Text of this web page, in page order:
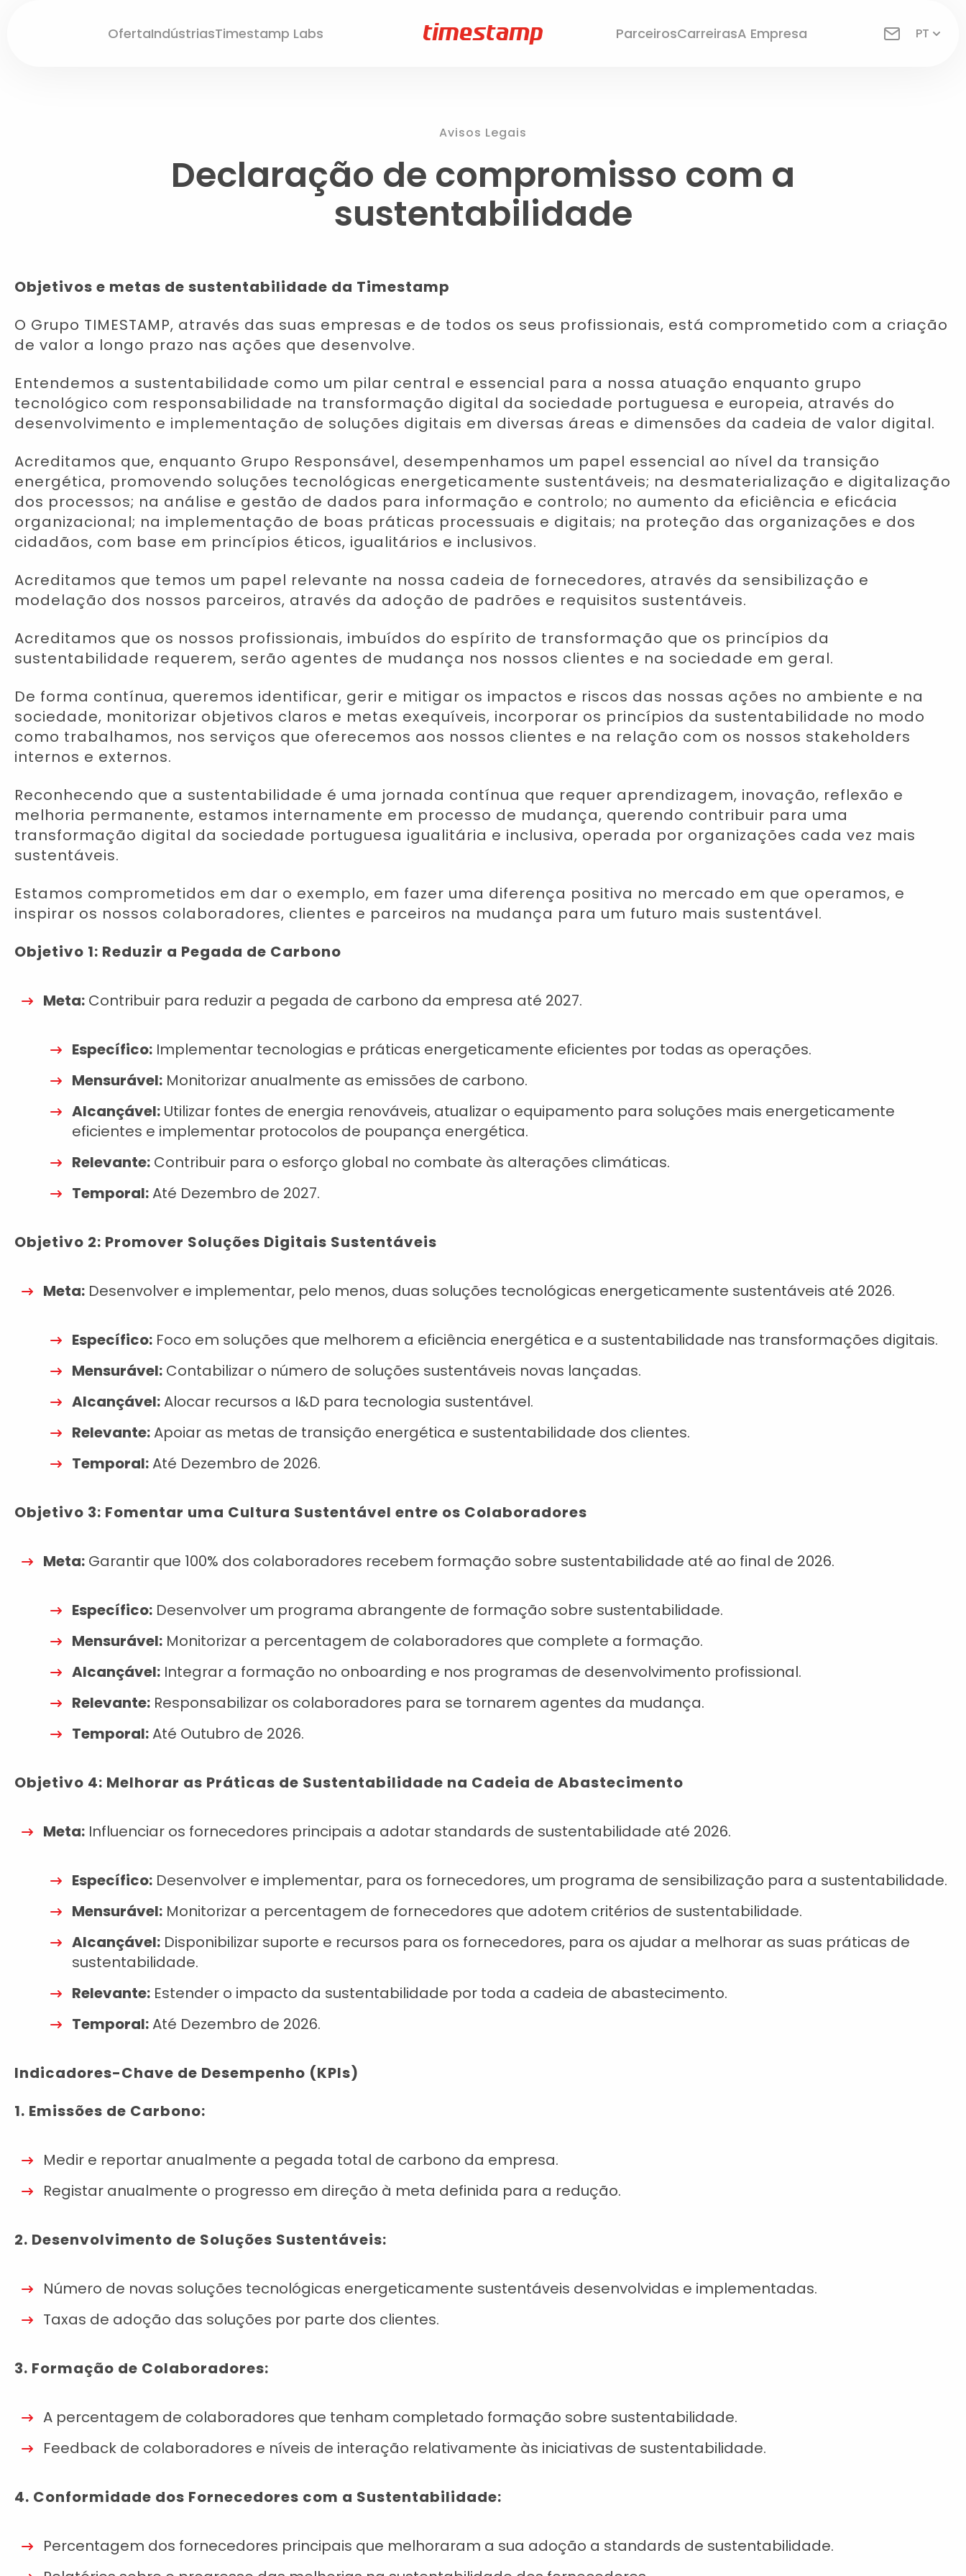
OfertaIndústriasTimestamp Labs ParceirosCarreirasA Empresa PT
Avisos Legais
Declaração de compromisso com a
sustentabilidade
Objetivos e metas de sustentabilidade da Timestamp
O Grupo TIMESTAMP, através das suas empresas e de todos os seus profissionais, está comprometido com a criação
de valor a longo prazo nas ações que desenvolve.
Entendemos a sustentabilidade como um pilar central e essencial para a nossa atuação enquanto grupo
tecnológico com responsabilidade na transformação digital da sociedade portuguesa e europeia, através do
desenvolvimento e implementação de soluções digitais em diversas áreas e dimensões da cadeia de valor digital.
Acreditamos que, enquanto Grupo Responsável, desempenhamos um papel essencial ao nível da transição
energética, promovendo soluções tecnológicas energeticamente sustentáveis; na desmaterialização e digitalização
dos processos; na análise e gestão de dados para informação e controlo; no aumento da eficiência e eficácia
organizacional; na implementação de boas práticas processuais e digitais; na proteção das organizações e dos
cidadãos, com base em princípios éticos, igualitários e inclusivos.
Acreditamos que temos um papel relevante na nossa cadeia de fornecedores, através da sensibilização e
modelação dos nossos parceiros, através da adoção de padrões e requisitos sustentáveis.
Acreditamos que os nossos profissionais, imbuídos do espírito de transformação que os princípios da
sustentabilidade requerem, serão agentes de mudança nos nossos clientes e na sociedade em geral.
De forma contínua, queremos identificar, gerir e mitigar os impactos e riscos das nossas ações no ambiente e na
sociedade, monitorizar objetivos claros e metas exequíveis, incorporar os princípios da sustentabilidade no modo
como trabalhamos, nos serviços que oferecemos aos nossos clientes e na relação com os nossos stakeholders
internos e externos.
Reconhecendo que a sustentabilidade é uma jornada contínua que requer aprendizagem, inovação, reflexão e
melhoria permanente, estamos internamente em processo de mudança, querendo contribuir para uma
transformação digital da sociedade portuguesa igualitária e inclusiva, operada por organizações cada vez mais
sustentáveis.
Estamos comprometidos em dar o exemplo, em fazer uma diferença positiva no mercado em que operamos, e
inspirar os nossos colaboradores, clientes e parceiros na mudança para um futuro mais sustentável.
Objetivo 1: Reduzir a Pegada de Carbono
Meta: Contribuir para reduzir a pegada de carbono da empresa até 2027.
Específico: Implementar tecnologias e práticas energeticamente eficientes por todas as operações.
Mensurável: Monitorizar anualmente as emissões de carbono.
Alcançável: Utilizar fontes de energia renováveis, atualizar o equipamento para soluções mais energeticamente
eficientes e implementar protocolos de poupança energética.
Relevante: Contribuir para o esforço global no combate às alterações climáticas.
Temporal:Até Dezembro de 2027.
Objetivo 2: Promover Soluções Digitais Sustentáveis
Meta: Desenvolver e implementar, pelo menos, duas soluções tecnológicas energeticamente sustentáveis até 2026.
Específico: Foco em soluções que melhorem a eficiência energética e a sustentabilidade nas transformações digitais.
Mensurável: Contabilizar o número de soluções sustentáveis novas lançadas.
Alcançável:Alocar recursos a I&D para tecnologia sustentável.
Relevante:Apoiar as metas de transição energética e sustentabilidade dos clientes.
Temporal:Até Dezembro de 2026.
Objetivo 3: Fomentar uma Cultura Sustentável entre os Colaboradores
Meta: Garantir que 100% dos colaboradores recebem formação sobre sustentabilidade até ao final de 2026.
Específico: Desenvolver um programa abrangente de formação sobre sustentabilidade.
Mensurável: Monitorizar a percentagem de colaboradores que complete a formação.
Alcançável: Integrar a formação no onboarding e nos programas de desenvolvimento profissional.
Relevante: Responsabilizar os colaboradores para se tornarem agentes da mudança.
Temporal:Até Outubro de 2026.
Objetivo 4: Melhorar as Práticas de Sustentabilidade na Cadeia de Abastecimento
Meta: Influenciar os fornecedores principais a adotar standards de sustentabilidade até 2026.
Específico: Desenvolver e implementar, para os fornecedores, um programa de sensibilização para a sustentabilidade.
Mensurável: Monitorizar a percentagem de fornecedores que adotem critérios de sustentabilidade.
Alcançável: Disponibilizar suporte e recursos para os fornecedores, para os ajudar a melhorar as suas práticas de
sustentabilidade.
Relevante: Estender o impacto da sustentabilidade por toda a cadeia de abastecimento.
Temporal:Até Dezembro de 2026.
Indicadores-Chave de Desempenho (KPIs)
1. Emissões de Carbono:
Medir e reportar anualmente a pegada total de carbono da empresa.
Registar anualmente o progresso em direção à meta definida para a redução.
2. Desenvolvimento de Soluções Sustentáveis:
Número de novas soluções tecnológicas energeticamente sustentáveis desenvolvidas e implementadas.
Taxas de adoção das soluções por parte dos clientes.
3. Formação de Colaboradores:
A percentagem de colaboradores que tenham completado formação sobre sustentabilidade.
Feedback de colaboradores e níveis de interação relativamente às iniciativas de sustentabilidade.
4. Conformidade dos Fornecedores com a Sustentabilidade:
Percentagem dos fornecedores principais que melhoraram a sua adoção a standards de sustentabilidade.